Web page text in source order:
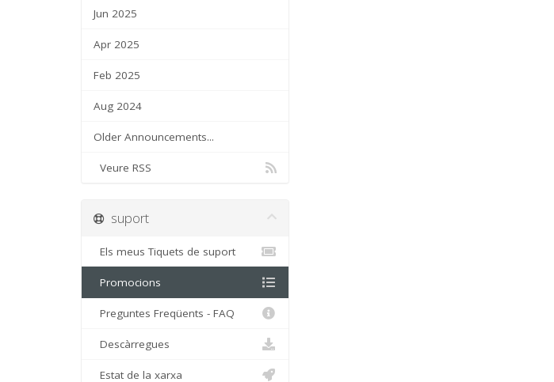
Jun 2025
Apr 2025
Feb 2025
Aug 2024
Older Announcements...
Veure RSS
suport
Els meus Tiquets de suport
Promocions
Preguntes Freqüents - FAQ
Descàrregues
Estat de la xarxa